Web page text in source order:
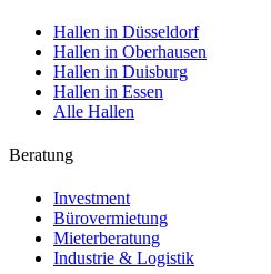
Hallen in Düsseldorf
Hallen in Oberhausen
Hallen in Duisburg
Hallen in Essen
Alle Hallen
Beratung
Investment
Bürovermietung
Mieterberatung
Industrie & Logistik